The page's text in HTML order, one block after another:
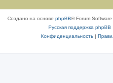
Создано на основе phpBB® Forum
Русская поддержка phpBB
Конфиденциальность|